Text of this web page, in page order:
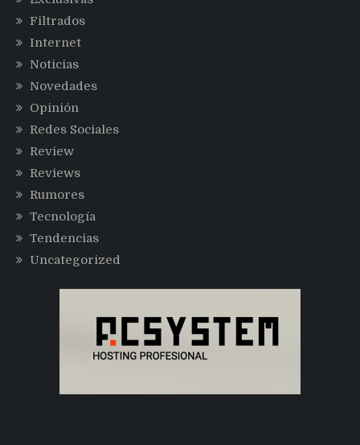
Filtrados
Internet
Noticias
Novedades
Opinión
Redes Sociales
Review
Reviews
Rumores
Tecnología
Tendencias
Uncategorized